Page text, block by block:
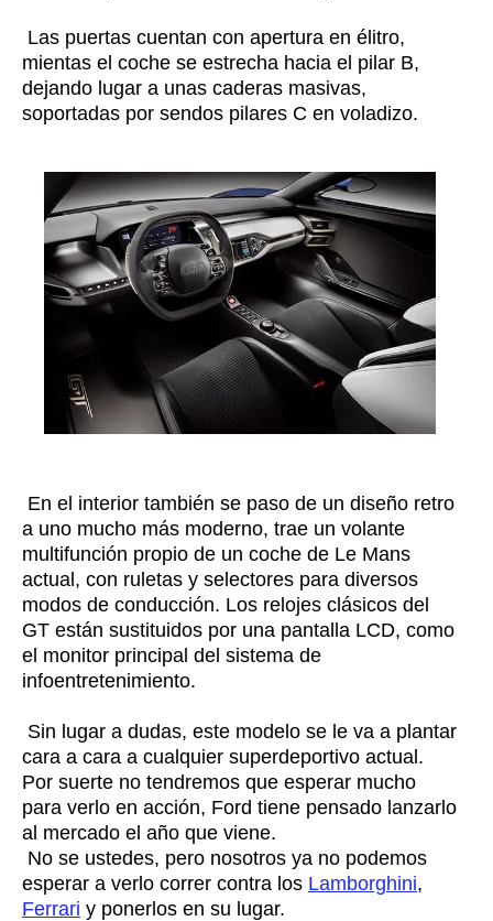
Las puertas cuentan con apertura en élitro,
mientas el coche se estrecha hacia el pilar B,
dejando lugar a unas caderas masivas,
soportadas por sendos pilares C en voladizo.
En el interior también se paso de un diseño retro
a uno mucho más moderno, trae un volante
multifunción propio de un coche de Le Mans
actual, con ruletas y selectores para diversos
modos de conducción. Los relojes clásicos del
GT están sustituidos por una pantalla LCD, como
el monitor principal del sistema de
infoentretenimiento.
Sin lugar a dudas, este modelo se le va a plantar
cara a cara a cualquier superdeportivo actual.
Por suerte no tendremos que esperar mucho
para verlo en acción, Ford tiene pensado lanzarlo
al mercado el año que viene.
No se ustedes, pero nosotros ya no podemos
esperar a verlo correr contra los Lamborghini,
Ferrari y ponerlos en su lugar.